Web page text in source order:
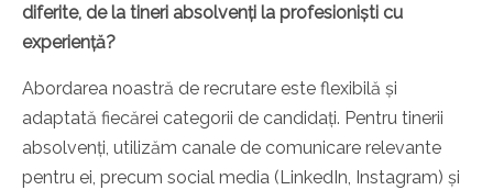
diferite, de la tineri absolvenți la profesioniști cu
experiență?
Abordarea noastră de recrutare este flexibilă și
adaptată fiecărei categorii de candidați. Pentru tinerii
absolvenți, utilizăm canale de comunicare relevante
pentru ei, precum social media (LinkedIn, Instagram) și